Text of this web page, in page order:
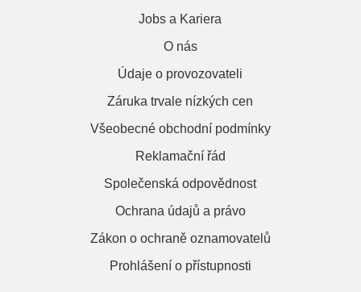
Jobs a Kariera
O nás
Údaje o provozovateli
Záruka trvale nízkých cen
Všeobecné obchodní podmínky
Reklamační řád
Společenská odpovědnost
Ochrana údajů a právo
Zákon o ochraně oznamovatelů
Prohlášení o přístupnosti